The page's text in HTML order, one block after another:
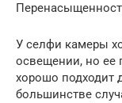
У селфи камеры
освещении, но ее
хорошо подходит
большинстве